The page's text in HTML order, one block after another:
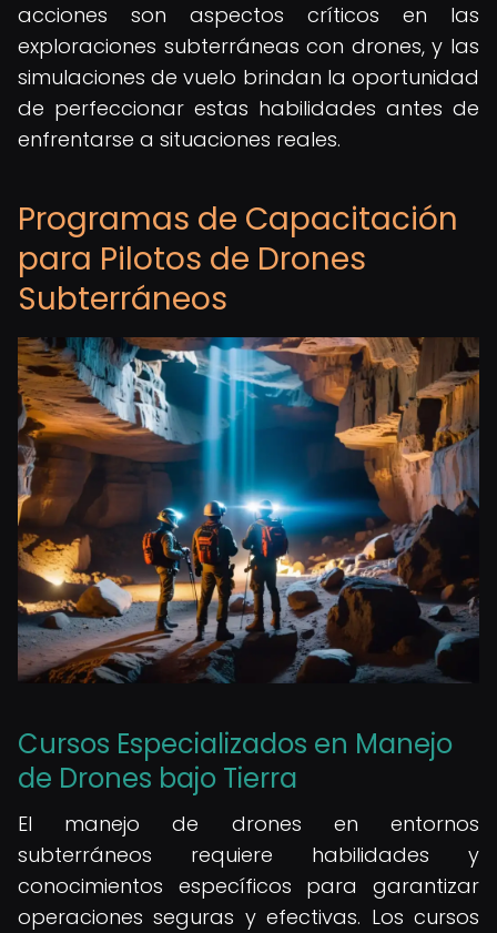
acciones son aspectos críticos en las
exploraciones subterráneas con drones, y las
simulaciones de vuelo brindan la oportunidad
de perfeccionar estas habilidades antes de
enfrentarse a situaciones reales.
Programas de Capacitación
para Pilotos de Drones
Subterráneos
Cursos Especializados en Manejo
de Drones bajo Tierra
El manejo de drones en entornos
subterráneos requiere habilidades y
conocimientos específicos para garantizar
operaciones seguras y efectivas. Los cursos